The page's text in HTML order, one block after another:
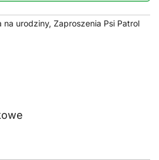
na urodziny, Zaproszenia Psi Patrol